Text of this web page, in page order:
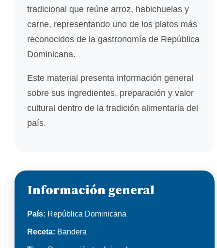
tradicional que reúne arroz, habichuelas y
carne, representando uno de los platos más
reconocidos de la gastronomía de República
Dominicana.
Este material presenta información general
sobre sus ingredientes, preparación y valor
cultural dentro de la tradición alimentaria del
país.
Información general
País: República Dominicana
Receta: Bandera